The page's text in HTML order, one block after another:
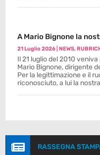
A Mario Bignone la
21 Luglio 2026 |NEWS,
Il 21 luglio del 2010
Mario Bignone, dirigente
Per la legittimazione e il
riconosciuto, a lui la
 RASSEGNA